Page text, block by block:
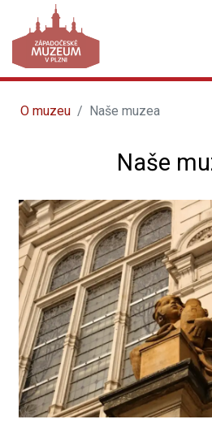
O muzeu Naše muzea
Naše